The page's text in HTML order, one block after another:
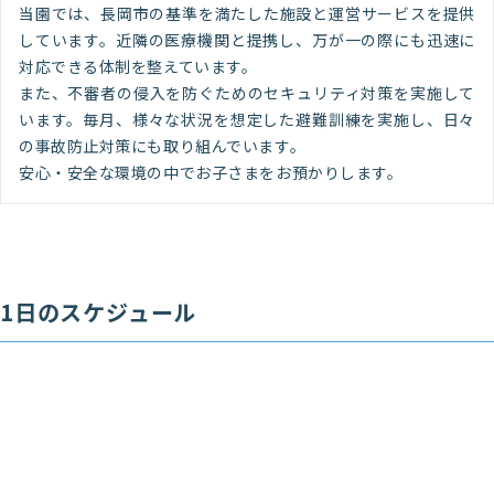
当園では、長岡市の基準を満たした施設と運営サービスを提供
しています。近隣の医療機関と提携し、万が一の際にも迅速に
対応できる体制を整えています。
また、不審者の侵入を防ぐためのセキュリティ対策を実施して
います。毎月、様々な状況を想定した避難訓練を実施し、日々
の事故防止対策にも取り組んでいます。
安心・安全な環境の中でお子さまをお預かりします。
1日のスケジュール